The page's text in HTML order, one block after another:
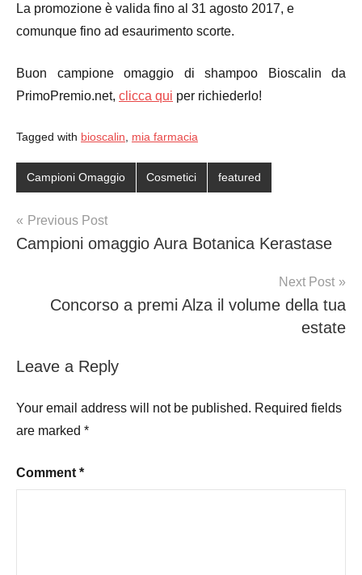
La promozione è valida fino al 31 agosto 2017, e
comunque fino ad esaurimento scorte.
Buon campione omaggio di shampoo Bioscalin da
PrimoPremio.net, clicca qui per richiederlo!
Tagged with bioscalin mia farmacia
Campioni Omaggio Cosmetici featured
Post
navigation
Previous Post
Campioni omaggio Aura Botanica Kerastase
Next Post
Concorso a premi Alza il volume della tua
estate
Leave a Reply
Your email address will not be published. Required fields
are marked *
Comment *